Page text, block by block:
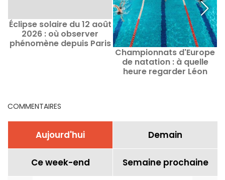
Éclipse solaire du 12 août
2026 : où observer
phénomène depuis Paris
Championnats d'Europe
de natation : à quelle
heure regarder Léon
COMMENTAIRES
Aujourd'hui Demain
Ce week-end Semaine prochaine